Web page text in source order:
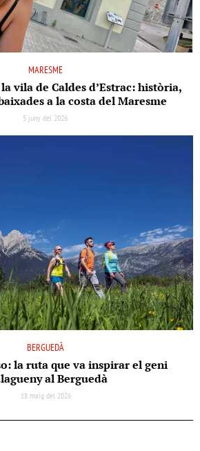
MARESME
vila de Caldes d’Estrac: història,
a la costa del Maresme
5 juny del 2026
BERGUEDÀ
la ruta que va inspirar el geni
al Berguedà
18 maig del 2026